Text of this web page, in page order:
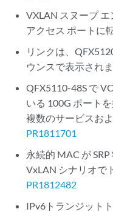
VXLAN スヌープ
アクセス ポートに
リンクは、
ウンスで表示され
QFX5110-48S で
いる 100G ポート
複数のサービスお
PR1811701
永続的 MAC が
VxLAN シナリオで
PR1812482
IPv6トランジット